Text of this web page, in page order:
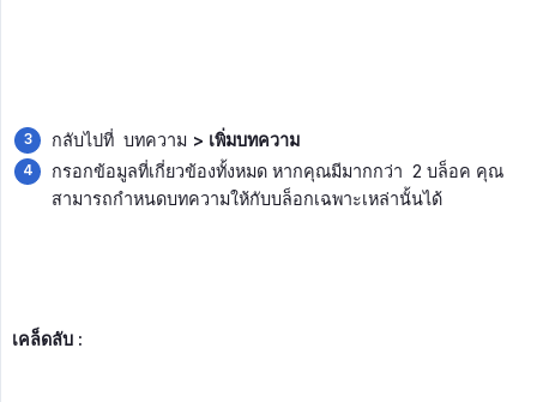
กลับไปที่ บทความ > เพิ่มบทความ
กรอกข้อมูลที่เกี่ยวข้องทั้งหมด หากคุณมีมากกว่า 2 บล็อค คุณ
สามารถกำหนดบทความให้กับบล็อกเฉพาะเหล่านั้นได้
เคล็ดลับ :